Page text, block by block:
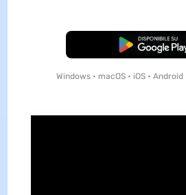
Download Gratis
Windows • macOS • iOS • Android